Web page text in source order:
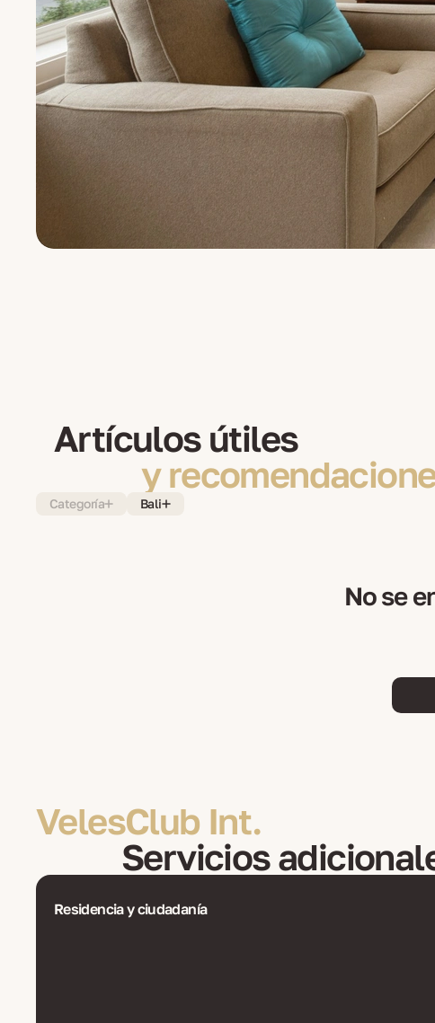
Artículos útiles
y
Categoría Bali
No se
VelesClub Int.
Servicios
Residencia y ciudadanía